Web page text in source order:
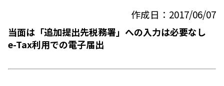
作成日：2017/06/07
当面は「追加提出先税務署」への入力は必要なし
e-Tax利用での電子届出